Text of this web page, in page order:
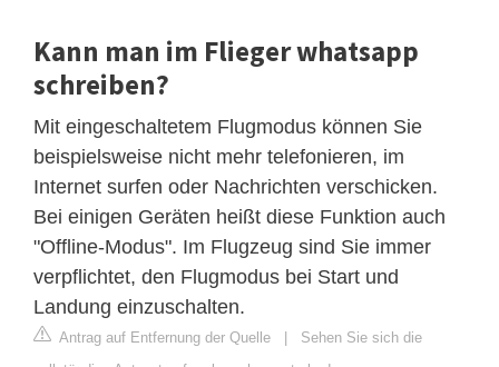
Kann man im Flieger whatsapp
schreiben?
Mit eingeschaltetem Flugmodus können Sie
beispielsweise nicht mehr telefonieren, im
Internet surfen oder Nachrichten verschicken.
Bei einigen Geräten heißt diese Funktion auch
"Offline-Modus". Im Flugzeug sind Sie immer
verpflichtet, den Flugmodus bei Start und
Landung einzuschalten.
Antrag auf Entfernung der Quelle | Sehen Sie sich die